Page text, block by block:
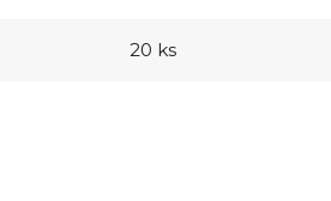
20 ks